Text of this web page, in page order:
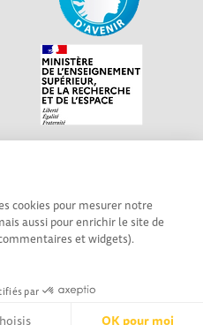
cookies pour mesurer notre
aussi pour enrichir le site de
et widgets).
par
OK pour moi
contact : Echosciences
territoire. Propulsé par
confidentialité